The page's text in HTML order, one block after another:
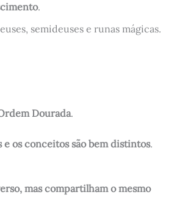
.
semideuses e runas mágicas.
Dourada.
e os conceitos são bem distintos.
mas compartilham o mesmo